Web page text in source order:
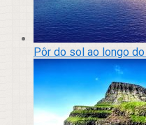
Pôr do sol ao longo do